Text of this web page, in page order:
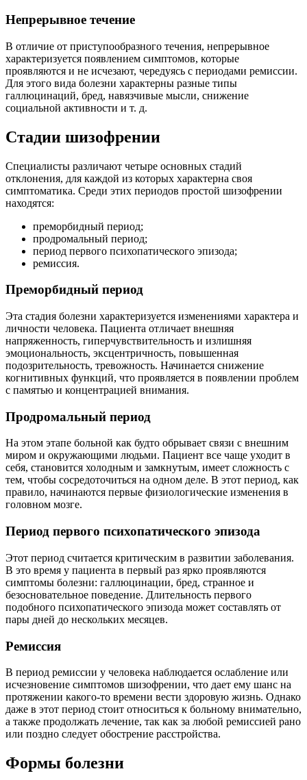
Непрерывное течение
В отличие от приступообразного течения, непрерывное
характеризуется появлением симптомов, которые
проявляются и не исчезают, чередуясь с периодами ремиссии.
Для этого вида болезни характерны разные типы
галлюцинаций, бред, навязчивые мысли, снижение
социальной активности и т. д.
Стадии шизофрении
Специалисты различают четыре основных стадий
отклонения, для каждой из которых характерна своя
симптоматика. Среди этих периодов простой шизофрении
находятся:
преморбидный период;
продромальный период;
период первого психопатического эпизода;
ремиссия.
Преморбидный период
Эта стадия болезни характеризуется изменениями характера и
личности человека. Пациента отличает внешняя
напряженность, гиперчувствительность и излишняя
эмоциональность, эксцентричность, повышенная
подозрительность, тревожность. Начинается снижение
когнитивных функций, что проявляется в появлении проблем
с памятью и концентрацией внимания.
Продромальный период
На этом этапе больной как будто обрывает связи с внешним
миром и окружающими людьми. Пациент все чаще уходит в
себя, становится холодным и замкнутым, имеет сложность с
тем, чтобы сосредоточиться на одном деле. В этот период, как
правило, начинаются первые физиологические изменения в
головном мозге.
Период первого психопатического эпизода
Этот период считается критическим в развитии заболевания.
В это время у пациента в первый раз ярко проявляются
симптомы болезни: галлюцинации, бред, странное и
безосновательное поведение. Длительность первого
подобного психопатического эпизода может составлять от
пары дней до нескольких месяцев.
Ремиссия
В период ремиссии у человека наблюдается ослабление или
исчезновение симптомов шизофрении, что дает ему шанс на
протяжении какого-то времени вести здоровую жизнь. Однако
даже в этот период стоит относиться к больному внимательно,
а также продолжать лечение, так как за любой ремиссией рано
или поздно следует обострение расстройства.
Формы болезни